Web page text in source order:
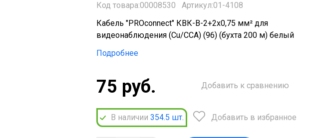
Код товара:00008530
Артикул:01-4108
Кабель "PROconnect" КВК-В-2+2x0,75 мм² для
видеонаблюдения (Cu/CCA) (96) (бухта 200 м) белый
Подробнее
75 руб.
В наличии 354.5 шт.
Добавить к сравнению
Добавить в избранное